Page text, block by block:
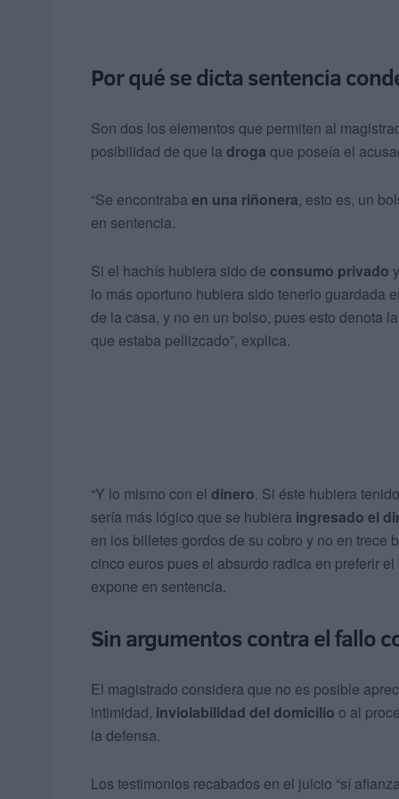
Por qué se dicta sentencia
Son dos los elementos que permiten al
posibilidad de que la droga que poseía el
“Se encontraba en una riñonera, esto es, un
en sentencia.
Si el hachís hubiera sido de consumo privado
lo más oportuno hubiera sido tenerlo guardada
de la casa, y no en un bolso, pues esto denota
que estaba pellizcado”, explica.
“Y lo mismo con el dinero. Si éste hubiera
sería más lógico que se hubiera ingresado el
en los billetes gordos de su cobro y no en trece
cinco euros pues el absurdo radica en preferir
expone en sentencia.
Sin argumentos contra el fallo
El magistrado considera que no es posible
intimidad, inviolabilidad del domicilio o al
la defensa.
Los testimonios recabados en el juicio “sí